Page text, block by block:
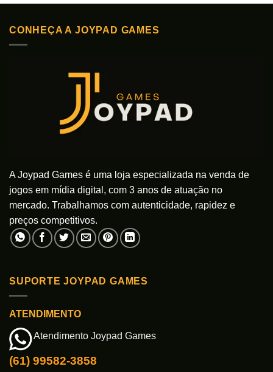
CONHEÇA A JOYPAD GAMES
A Joypad Games é uma loja especializada na venda de
jogos em mídia digital, com 3 anos de atuação no
mercado. Trabalhamos com autenticidade, rapidez e
preços competitivos.
SUPORTE JOYPAD GAMES
ATENDIMENTO
Atendimento Joypad Games
(61) 99582-3858